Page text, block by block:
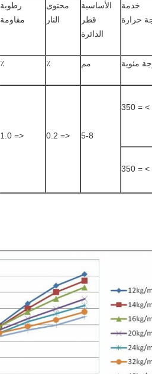
خدمة
حرارة
الأساسية
قطر
الدائرة
محتوى
النار
رطوبة
مقاومة
مئوية مم ٪ ٪
> = 350
5-8
<= 0.2
<= 1.0
> = 350